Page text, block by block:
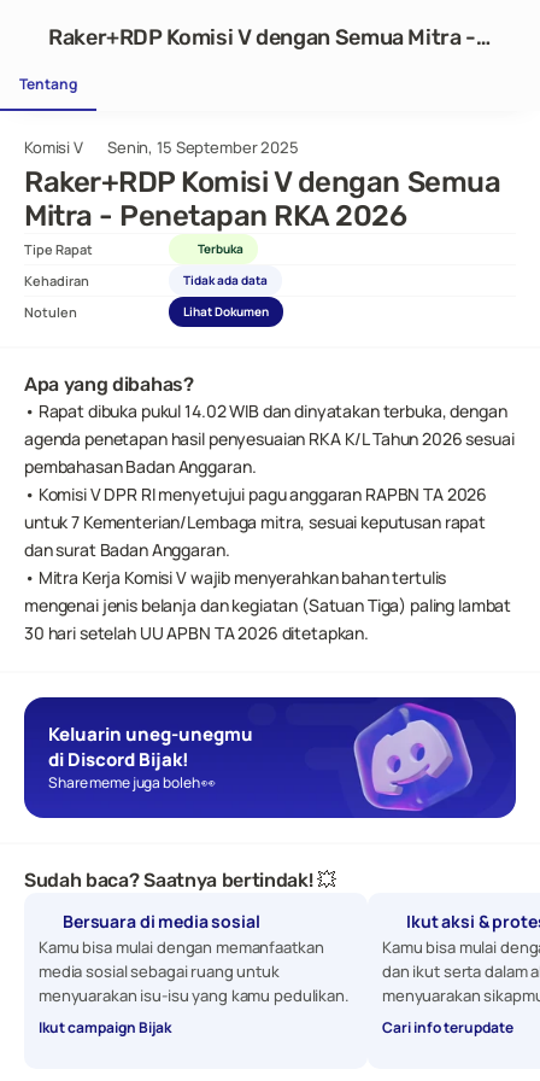
Komisi V Senin, 15 September 2025
Raker+RDP Komisi V dengan Semua
Mitra - Penetapan RKA 2026
Tipe Rapat Terbuka
Kehadiran Tidak ada data
Notulen Lihat Dokumen
Apa yang dibahas?
• Rapat dibuka pukul 14.02 WIB dan dinyatakan terbuka, dengan
agenda penetapan hasil penyesuaian RKA K/L Tahun 2026 sesuai
pembahasan Badan Anggaran.
• Komisi V DPR RI menyetujui pagu anggaran RAPBN TA 2026
untuk 7 Kementerian/Lembaga mitra, sesuai keputusan rapat
dan surat Badan Anggaran.
• Mitra Kerja Komisi V wajib menyerahkan bahan tertulis
mengenai jenis belanja dan kegiatan (Satuan Tiga) paling lambat
30 hari setelah UU APBN TA 2026 ditetapkan.
Keluarin uneg-unegmu
di Discord Bijak!
Share meme juga boleh 👀
Sudah baca? Saatnya bertindak! 💥
Bersuara di media sosial
Kamu bisa mulai dengan memanfaatkan
media sosial sebagai ruang untuk
menyuarakan isu-isu yang kamu pedulikan.
Ikut campaign Bijak
Ikut aksi &
Kamu bisa mulai
dan ikut serta dalam
menyuarakan
Cari info terupdate
Raker+RDP Komisi V dengan Semua Mitra -
Tentang